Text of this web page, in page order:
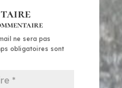
ne sera pas
obligatoires sont